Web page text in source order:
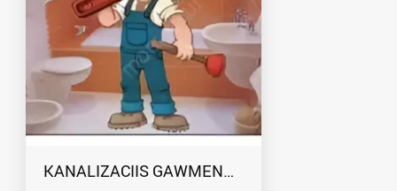
KANALIZACIIS GAWMENDA RUSTAVSHI -